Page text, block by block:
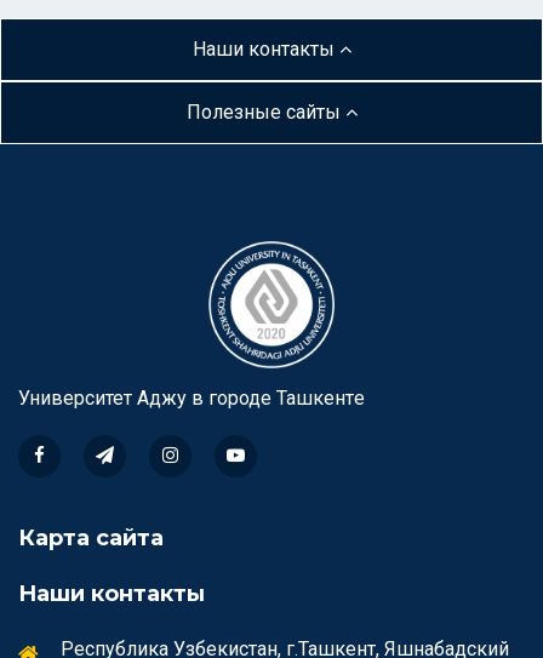
Наши контакты
Полезные сайты
Университет Аджу в городе Ташкентe
Карта сайта
Наши контакты
Республика Узбекистан, г.Ташкент, Яшнабадский